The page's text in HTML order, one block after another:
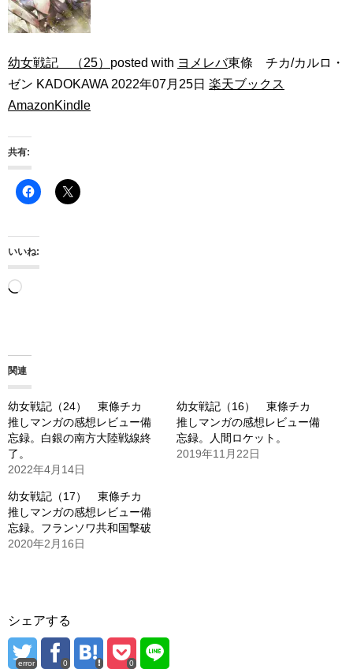
幼女戦記 （25） posted with ヨメレバ東條 チカ/カルロ・
ゼン KADOKAWA 2022年07月25日 楽天ブックス
AmazonKindle
共有:
いいね:
読
み
中…
関連
幼女戦記（24） 東條チカ
推しマンガの感想レビュー備
忘録。白銀の南方大陸戦線終
了。
2022年4月14日
幼女戦記（16） 東條チカ
推しマンガの感想レビュー備
忘録。人間ロケット。
2019年11月22日
幼女戦記（17） 東條チカ
推しマンガの感想レビュー備
忘録。フランソワ共和国撃破
2020年2月16日
シェアする
error 0 0